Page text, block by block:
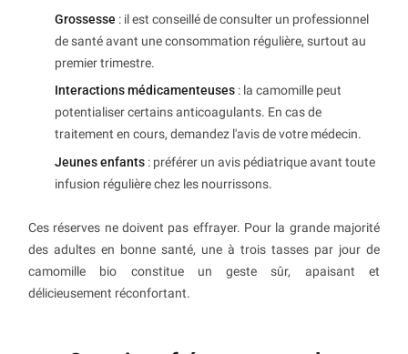
Grossesse : il est conseillé de consulter un professionnel
de santé avant une consommation régulière, surtout au
premier trimestre.
Interactions médicamenteuses : la camomille peut
potentialiser certains anticoagulants. En cas de
traitement en cours, demandez l'avis de votre médecin.
Jeunes enfants : préférer un avis pédiatrique avant toute
infusion régulière chez les nourrissons.
Ces réserves ne doivent pas effrayer. Pour la grande majorité
des adultes en bonne santé, une à trois tasses par jour de
camomille bio constitue un geste sûr, apaisant et
délicieusement réconfortant.